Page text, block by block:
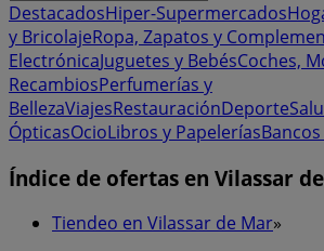
DestacadosHiper-Supermercados
y BricolajeRopa, Zapatos y
ElectrónicaJuguetes y BebésCoches,
RecambiosPerfumerías y
BellezaViajesRestauraciónDeporte
ÓpticasOcioLibros y Papelerías
Índice de ofertas en Vilassar
Tiendeo en Vilassar de Mar»